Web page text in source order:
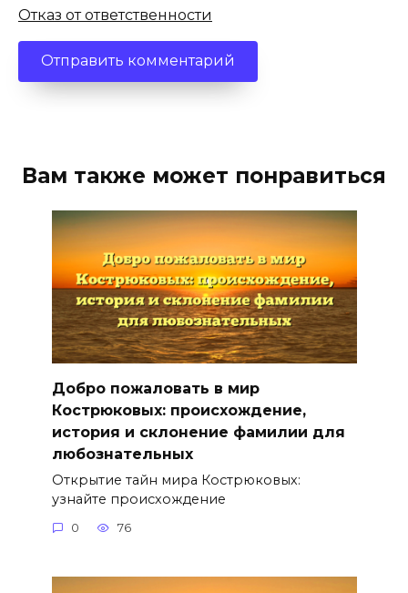
Отказ от ответственности
Вам также может понравиться
Добро пожаловать в мир
Кострюковых: происхождение,
история и склонение фамилии для
любознательных
Открытие тайн мира Кострюковых:
узнайте происхождение
0 76